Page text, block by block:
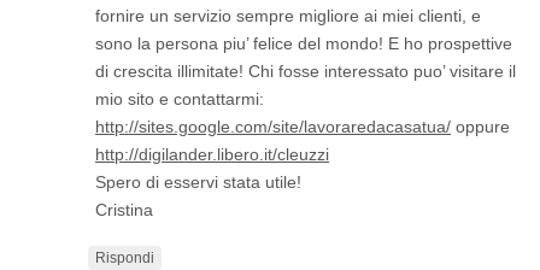
fornire un servizio sempre migliore ai miei clienti, e
sono la persona piu’ felice del mondo! E ho prospettive
di crescita illimitate! Chi fosse interessato puo’ visitare il
mio sito e contattarmi:
http://sites.google.com/site/lavoraredacasatua/ oppure
http://digilander.libero.it/cleuzzi
Spero di esservi stata utile!
Cristina
Rispondi